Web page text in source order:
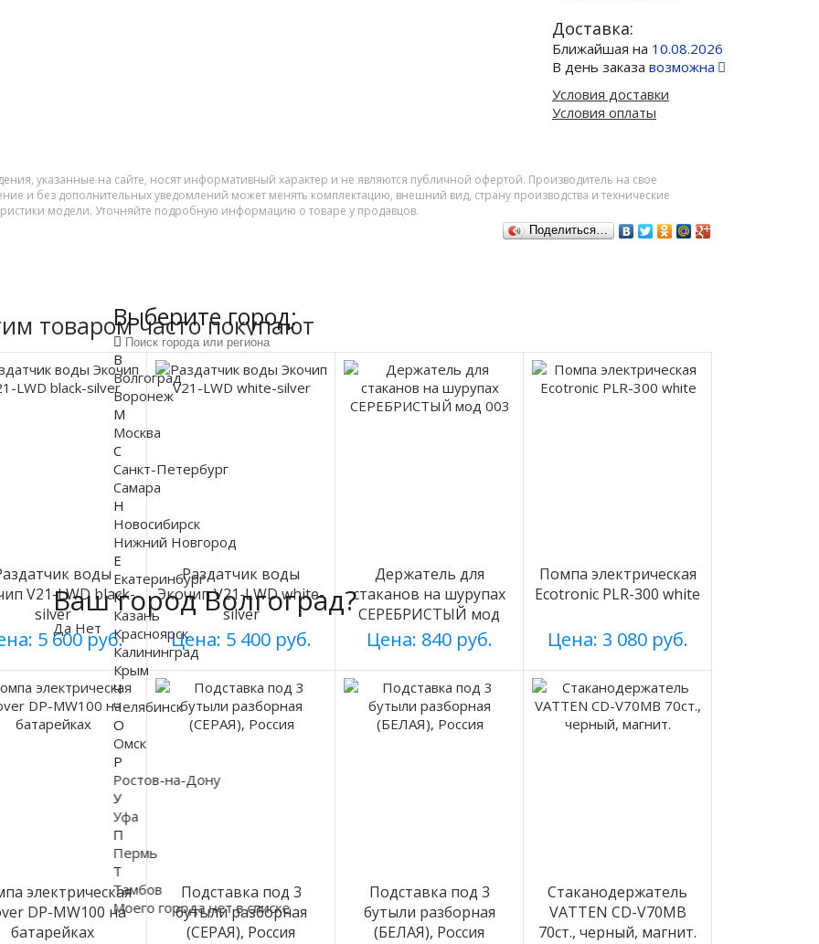
Доставка:
Ближайшая на 10.08.2026
В день заказа возможна
Условия доставки
Условия оплаты
указанные на сайте, носят информативный характер и не являются публичной офертой. Производитель на свое
и без дополнительных уведомлений может менять комплектацию, внешний вид, страну производства и технические
модели. Уточняйте подробную информацию о товаре у продавцов.
Поделиться…
товаром часто покупают
воды
V21-LWD black-
silver
5 600 руб.
Раздатчик воды
Экочип V21-LWD white-
silver
Цена: 5 400 руб.
Держатель для
стаканов на шурупах
СЕРЕБРИСТЫЙ мод
003
Цена: 840 руб.
Помпа электрическая
Ecotronic PLR-300 white
Цена: 3 080 руб.
электрическая
DP-MW100 на
батарейках
Подставка под 3
бутыли разборная
(СЕРАЯ), Россия
Подставка под 3
бутыли разборная
(БЕЛАЯ), Россия
Стаканодержатель
VATTEN CD-V70MB
70ст., черный, магнит.
Ваш город Волгоград?
Да Нет
Выберите город:
В
Волгоград
Воронеж
М
Москва
С
Санкт-Петербург
Самара
Н
Новосибирск
Нижний Новгород
Е
Екатеринбург
К
Казань
Красноярск
Калининград
Крым
Ч
Челябинск
О
Омск
Р
Ростов-на-Дону
У
Уфа
П
Пермь
Т
Тамбов
Моего города нет в списке